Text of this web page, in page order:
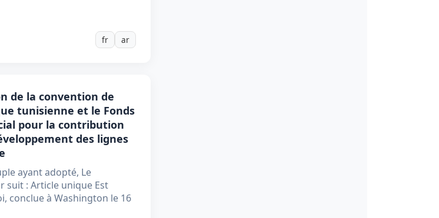
fr ar
de la convention de
tunisienne et le Fonds
pour la contribution
des lignes
ayant adopté, Le
suit : Article unique Est
conclue à Washington le 16